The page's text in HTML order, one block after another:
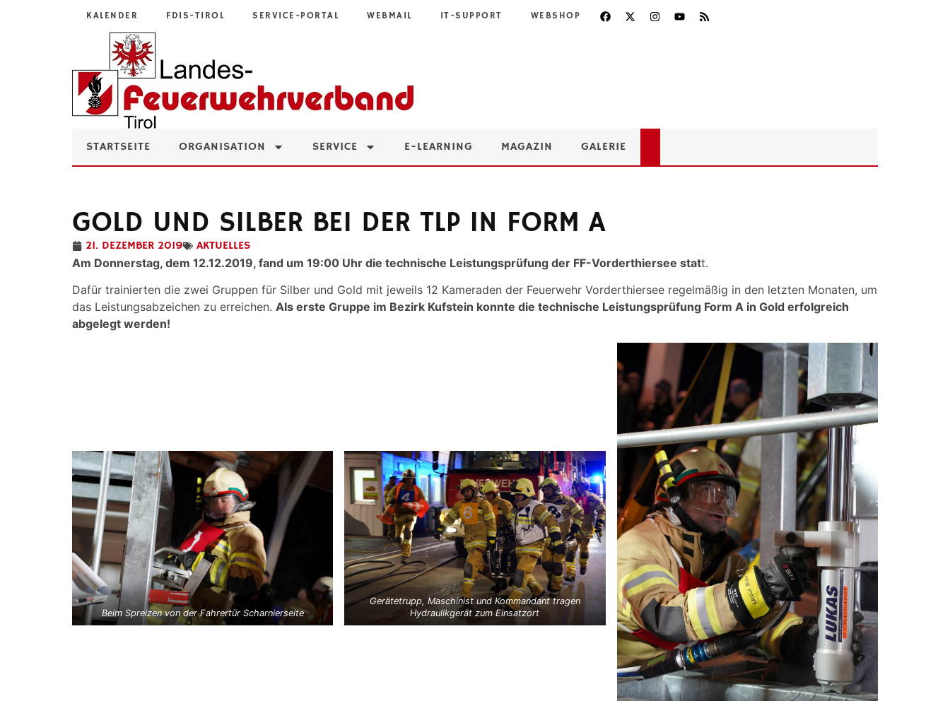
KALENDER FDIS-TIROL SERVICE-PORTAL WEBMAIL IT-SUPPORT WEBSHOP
STARTSEITE ORGANISATION SERVICE E-LEARNING MAGAZIN GALERIE
GOLD UND SILBER BEI DER TLP IN FORM A
21. DEZEMBER 2019
AKTUELLES
Am Donnerstag, dem 12.12.2019, fand um 19:00 Uhr die technische Leistungsprüfung der FF-Vorderthiersee statt.
Dafür trainierten die zwei Gruppen für Silber und Gold mit jeweils 12 Kameraden der Feuerwehr Vorderthiersee regelmäßig in den letzten Monaten, um
das Leistungsabzeichen zu erreichen. Als erste Gruppe im Bezirk Kufstein konnte die technische Leistungsprüfung Form A in Gold erfolgreich
abgelegt werden!
Beim Spreizen von der Fahrertür Scharnierseite
Gerätetrupp, Maschinist und Kommandant tragen
Hydraulikgerät zum Einsatzort